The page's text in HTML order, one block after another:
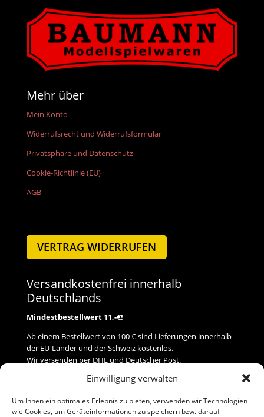
Einwilligung verwalten
Um Ihnen ein optimales Erlebnis zu bieten, verwenden wir Technologien
wie Cookies, um Geräteinformationen zu speichern bzw. darauf
Mehr über
Mein Konto
Widerrufsrecht und Widerrufsformular
Privatsphäre und Datenschutz
Cookie-Richtlinie (EU)
AGB
VERTRAG WIDERRUFEN
Versandkostenfrei innerhalb
Deutschlands
Mindestbestellwert 11,-€!
Ab einem Bestellwert von 100 € sind Lieferungen innerhalb
der EU-Länder und der Schweiz kostenlos.
Wir versenden per DHL und Deutscher Post.
Versand